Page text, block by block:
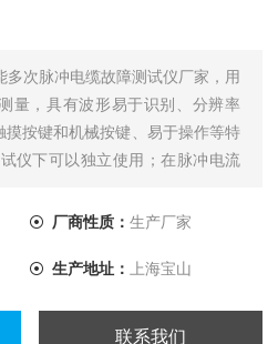
多次脉冲电缆故障测试仪厂家，用
量，具有波形易于识别、分辨率
摸按键和机械按键、易于操作等特
仪下可以独立使用；在脉冲电流
耦合器配合；在测距完成后须使
厂商性质： 生产厂家
生产地址： 上海宝山
联系我们